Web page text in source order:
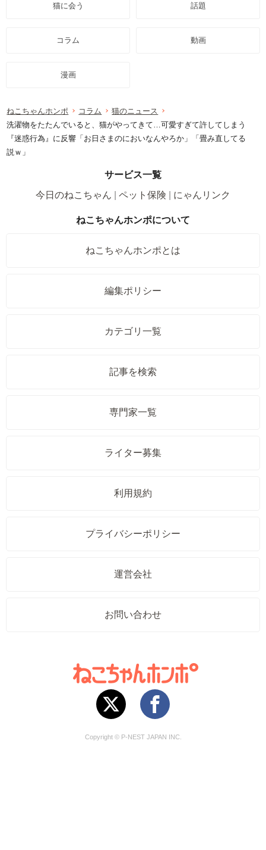
猫に会う 話題
コラム 動画
漫画
ねこちゃんホンポ コラム
猫のニュース
洗濯物をたたんでいると、猫がやってきて…可愛すぎて許してしまう
『迷惑行為』に反響「お日さまのにおいなんやろか」「畳み直してる
説ｗ」
サービス一覧
今日のねこちゃん
ペット保険 にゃんリンク
ねこちゃんホンポについて
ねこちゃんホンポとは
編集ポリシー
カテゴリ一覧
記事を検索
専門家一覧
ライター募集
利用規約
プライバシーポリシー
運営会社
お問い合わせ
Copyright © P-NEST JAPAN INC.